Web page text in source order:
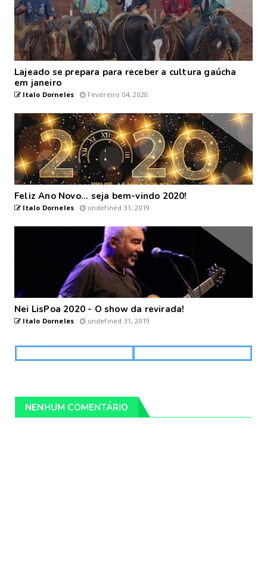
Lajeado se prepara para receber a cultura gaúcha
em janeiro
Italo Dorneles Fevereiro 04, 2020
Feliz Ano Novo... seja bem-vindo 2020!
Italo Dorneles undefined 31, 2019
Nei LisPoa 2020 - O show da revirada!
Italo Dorneles undefined 31, 2019
NENHUM COMENTÁRIO